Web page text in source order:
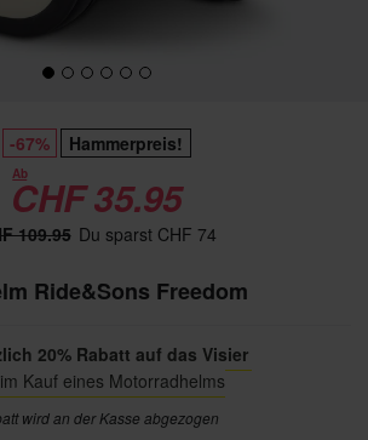
-67% Hammerpreis!
Ab
CHF 35.95
109.95 Du sparst CHF 74
Ride&Sons Freedom
20% Rabatt auf das Visier
Kauf eines Motorradhelms
wird an der Kasse abgezogen